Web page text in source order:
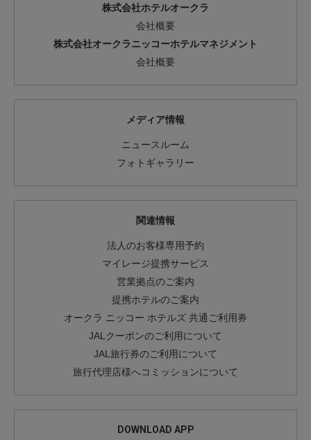
株式会社ホテルオークラ
会社概要
株式会社オークラニッコーホテルマネジメント
会社概要
メディア情報
ニュースルーム
フォトギャラリー
関連情報
法人のお客様専用予約
マイレージ提携サービス
営業拠点のご案内
提携ホテルのご案内
オークラ ニッコー ホテルズ 共通ご利用券
JALクーポンのご利用について
JAL旅行券のご利用について
旅行代理店様へコミッションについて
DOWNLOAD APP